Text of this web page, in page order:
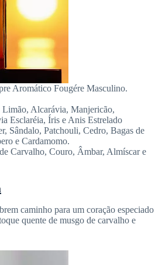
Aromático Fougére Masculino.
Limão, Alcarávia, Manjericão,
Esclaréia, Íris e Anis Estrelado
Sândalo, Patchouli, Cedro, Bagas de
e Cardamomo.
Carvalho, Couro, Âmbar, Almíscar e
caminho para um coração especiado
quente de musgo de carvalho e